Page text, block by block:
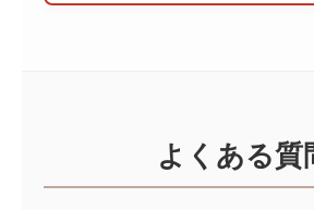
よくある質